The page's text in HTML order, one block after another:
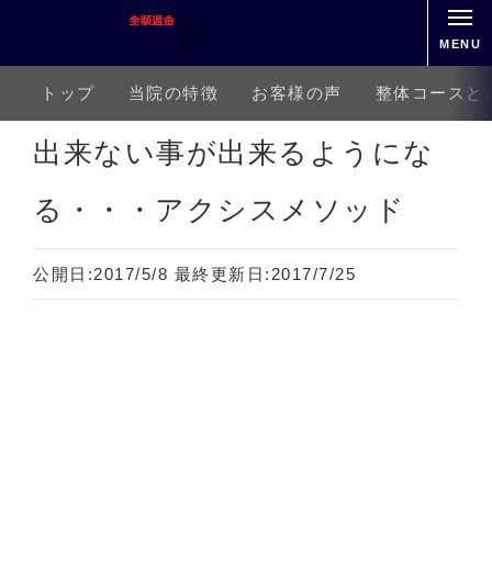
MENU
トップ 当院の特徴 お客様の声 整体コースと
ホーム アクシスメソッド 出来ない事が出来るようになる・・・アクシスメソッド
出来ない事が出来るようにな
る・・・アクシスメソッド
公開日:2017/5/8 最終更新日: 2017/7/25